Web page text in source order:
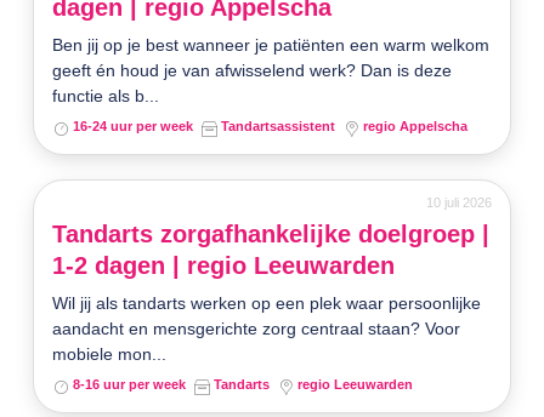
dagen | regio Appelscha
Ben jij op je best wanneer je patiënten een warm welkom
geeft én houd je van afwisselend werk? Dan is deze
functie als b...
16-24 uur per week Tandartsassistent regio Appelscha
10 juli 2026
Tandarts zorgafhankelijke doelgroep |
1-2 dagen | regio Leeuwarden
Wil jij als tandarts werken op een plek waar persoonlijke
aandacht en mensgerichte zorg centraal staan? Voor
mobiele mon...
8-16 uur per week Tandarts regio Leeuwarden